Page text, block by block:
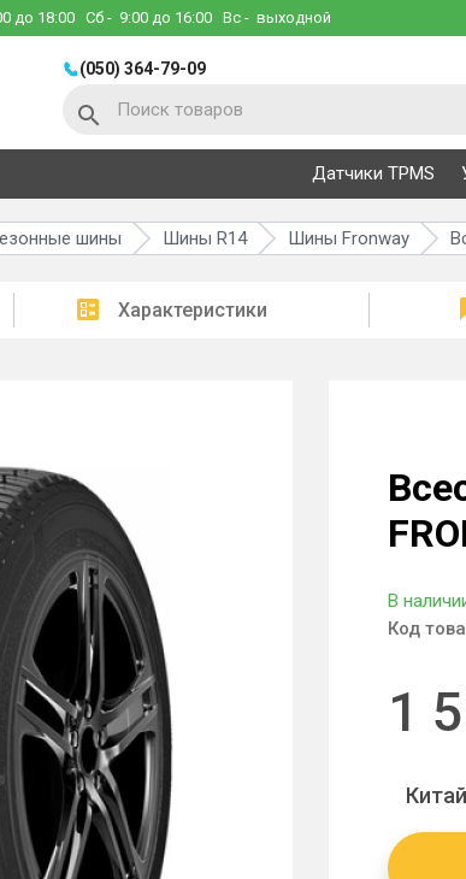
до 18:00 Сб - 9:00 до 16:00 Вс - выходной
(050) 364-79-09
Датчики TPMS
шины Шины R14 Шины Fronway
Характеристики
В
Код
1